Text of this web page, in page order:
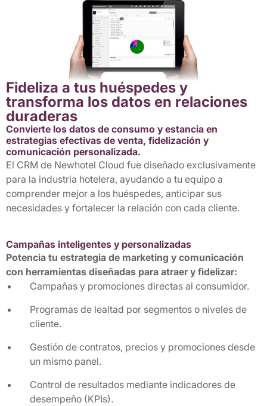
Fideliza a tus huéspedes y
transforma los datos en relaciones
duraderas
Convierte los datos de consumo y estancia en
estrategias efectivas de venta, fidelización y
comunicación personalizada.
El CRM de Newhotel Cloud fue diseñado exclusivamente
para la industria hotelera, ayudando a tu equipo a
comprender mejor a los huéspedes, anticipar sus
necesidades y fortalecer la relación con cada cliente.
Campañas inteligentes y personalizadas
Potencia tu estrategia de marketing y comunicación
con herramientas diseñadas para atraer y fidelizar:
Campañas y promociones directas al consumidor.
Programas de lealtad por segmentos o niveles de
cliente.
Gestión de contratos, precios y promociones desde
un mismo panel.
Control de resultados mediante indicadores de
desempeño (KPIs).